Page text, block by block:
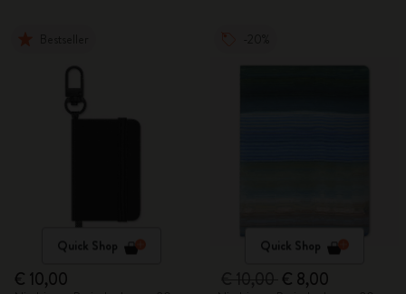
Quick Shop
€ 10,00
Quick Shop
€ 8,00